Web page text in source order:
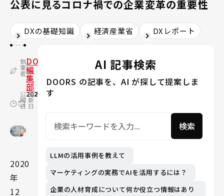
公表に見るコロナ禍での企業変革の重要性
DXの基礎知識 経済産業省 DXレポート
執
筆
者
DOORS
編
集
部
公
開
日
2021.03.24
更
新
日
2024.06.06
2020
年
12
AI 記事検索
DOORS の記事を、AI が探して提案しま
す
検索
LLMの活用事例を教えて
マーケティングの実務でAIを活用するには？
企業の人材育成について何か役立つ情報はあり